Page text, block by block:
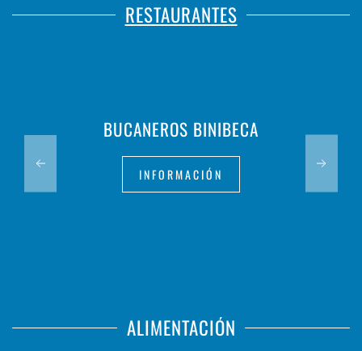
RESTAURANTES
BUCANEROS BINIBECA
INFORMACIÓN
ALIMENTACIÓN